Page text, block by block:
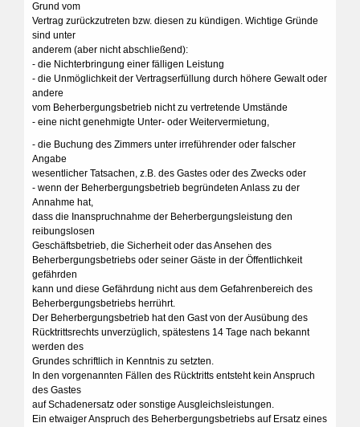
Grund vom
Vertrag zurückzutreten bzw. diesen zu kündigen. Wichtige Gründe
sind unter
anderem (aber nicht abschließend):
- die Nichterbringung einer fälligen Leistung
- die Unmöglichkeit der Vertragserfüllung durch höhere Gewalt oder
andere
vom Beherbergungsbetrieb nicht zu vertretende Umstände
- eine nicht genehmigte Unter- oder Weitervermietung,
- die Buchung des Zimmers unter irreführender oder falscher
Angabe
wesentlicher Tatsachen, z.B. des Gastes oder des Zwecks oder
- wenn der Beherbergungsbetrieb begründeten Anlass zu der
Annahme hat,
dass die Inanspruchnahme der Beherbergungsleistung den
reibungslosen
Geschäftsbetrieb, die Sicherheit oder das Ansehen des
Beherbergungsbetriebs oder seiner Gäste in der Öffentlichkeit
gefährden
kann und diese Gefährdung nicht aus dem Gefahrenbereich des
Beherbergungsbetriebs herrührt.
Der Beherbergungsbetrieb hat den Gast von der Ausübung des
Rücktrittsrechts unverzüglich, spätestens 14 Tage nach bekannt
werden des
Grundes schriftlich in Kenntnis zu setzten.
In den vorgenannten Fällen des Rücktritts entsteht kein Anspruch
des Gastes
auf Schadenersatz oder sonstige Ausgleichsleistungen.
Ein etwaiger Anspruch des Beherbergungsbetriebs auf Ersatz eines